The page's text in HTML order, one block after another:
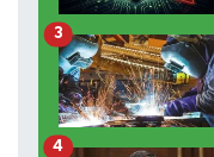
3
4